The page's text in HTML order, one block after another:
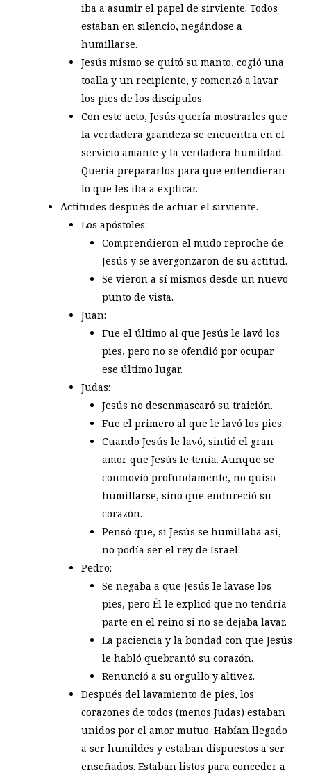
iba a asumir el papel de sirviente. Todos
estaban en silencio, negándose a
humillarse.
Jesús mismo se quitó su manto, cogió una
toalla y un recipiente, y comenzó a lavar
los pies de los discípulos.
Con este acto, Jesús quería mostrarles que
la verdadera grandeza se encuentra en el
servicio amante y la verdadera humildad.
Quería prepararlos para que entendieran
lo que les iba a explicar.
Actitudes después de actuar el sirviente.
Los apóstoles:
Comprendieron el mudo reproche de
Jesús y se avergonzaron de su actitud.
Se vieron a sí mismos desde un nuevo
punto de vista.
Juan:
Fue el último al que Jesús le lavó los
pies, pero no se ofendió por ocupar
ese último lugar.
Judas:
Jesús no desenmascaró su traición.
Fue el primero al que le lavó los pies.
Cuando Jesús le lavó, sintió el gran
amor que Jesús le tenía. Aunque se
conmovió profundamente, no quiso
humillarse, sino que endureció su
corazón.
Pensó que, si Jesús se humillaba así,
no podía ser el rey de Israel.
Pedro:
Se negaba a que Jesús le lavase los
pies, pero Él le explicó que no tendría
parte en el reino si no se dejaba lavar.
La paciencia y la bondad con que Jesús
le habló quebrantó su corazón.
Renunció a su orgullo y altivez.
Después del lavamiento de pies, los
corazones de todos (menos Judas) estaban
unidos por el amor mutuo. Habían llegado
a ser humildes y estaban dispuestos a ser
enseñados. Estaban listos para conceder a